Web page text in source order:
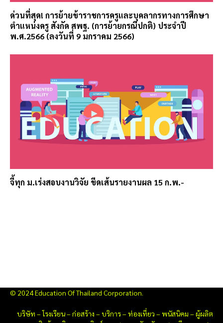
ด่วนที่สุด! การย้ายข้าราชการครูและบุคลากรทางการศึกษา
ตำแหน่งครู สังกัด สพฐ. (การย้ายกรณีปกติ) ประจำปี
พ.ศ.2566 (ลงวันที่ 9 มกราคม 2566)
จี้ทุก ม.เร่งสอบงานวิจัย ขีดเส้นรายงานผล 15 ก.พ.-
© 2024 Education Of Thailand Corporation.
บริษัท –โรงเรียน– ก่อสร้าง – บริการ– ท่องเที่ยว – พนัสนิคม – ผู้ผลิต